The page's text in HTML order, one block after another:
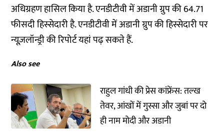
अधिग्रहण हासिल किया है. एनडीटीवी में अडानी ग्रुप की 64.71
फीसदी हिस्सेदारी है. एनडीटीवी में अडानी ग्रुप की हिस्सेदारी पर
न्यूज़लॉन्ड्री की रिपोर्टयहांपढ़ सकते हैं.
Also see
राहुल गांधी की प्रेस कांफ्रेंस: तल्ख
तेवर, आंखों में गुस्सा और जुबां पर दो
ही नाम मोदी और अडानी